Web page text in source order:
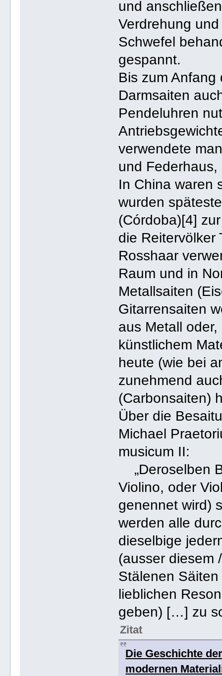
und
Verdrehung
Schwefel
gespannt.
Bis zum
Darmsaiten
Pendeluhren
verwendete
und
In China waren
wurden
(Córdoba)[4]
die Reitervölker
Rosshaar
Raum und in
Metallsaiten
Gitarrensaiten
aus Metall
künstlichem
heute (wie bei
zunehmend
(Carbonsaiten)
Über die
Michael
musicum II:
„Deroselben
Violino, oder
genennet wird)
werden alle
dieselbige
(ausser diesem
Stälenen
lieblichen
geben) […] zu
Zitat
Die Geschichte
modernen